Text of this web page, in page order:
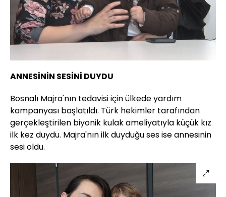
ANNESİNİN SESİNİ DUYDU
Bosnalı Majra'nın tedavisi için ülkede yardım
kampanyası başlatıldı. Türk hekimler tarafından
gerçekleştirilen biyonik kulak ameliyatıyla küçük kız
ilk kez duydu. Majra'nın ilk duyduğu ses ise annesinin
sesi oldu.